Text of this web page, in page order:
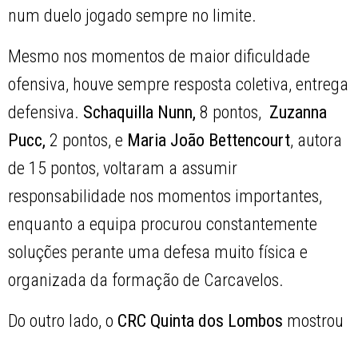
num duelo jogado sempre no limite.
Mesmo nos momentos de maior dificuldade
ofensiva, houve sempre resposta coletiva, entrega
defensiva. Schaquilla Nunn, 8 pontos, Zuzanna
Pucc,2 pontos, e Maria João Bettencourt, autora
de 15 pontos, voltaram a assumir
responsabilidade nos momentos importantes,
enquanto a equipa procurou constantemente
soluções perante uma defesa muito física e
organizada da formação de Carcavelos.
Do outro lado, o CRC Quinta dos Lombos mostrou